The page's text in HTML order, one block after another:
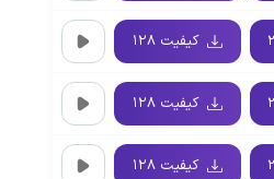
کیفیت ۱۲۸
کیفیت ۱۲۸
کیفیت ۱۲۸